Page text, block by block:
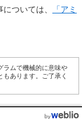
ついては、
「アミ
ラムで機械的に意味や
あります。ご了承く